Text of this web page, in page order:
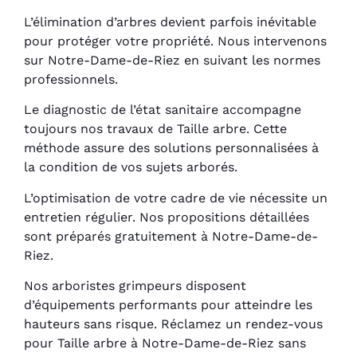
L’élimination d’arbres devient parfois inévitable
pour protéger votre propriété. Nous intervenons
sur Notre-Dame-de-Riez en suivant les normes
professionnels.
Le diagnostic de l’état sanitaire accompagne
toujours nos travaux de Taille arbre. Cette
méthode assure des solutions personnalisées à
la condition de vos sujets arborés.
L’optimisation de votre cadre de vie nécessite un
entretien régulier. Nos propositions détaillées
sont préparés gratuitement à Notre-Dame-de-
Riez.
Nos arboristes grimpeurs disposent
d’équipements performants pour atteindre les
hauteurs sans risque. Réclamez un rendez-vous
pour Taille arbre à Notre-Dame-de-Riez sans